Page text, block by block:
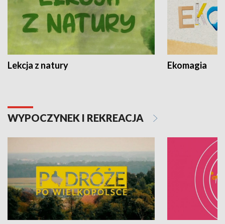
Lekcja z natury Ekomagia
WYPOCZYNEK I REKREACJA